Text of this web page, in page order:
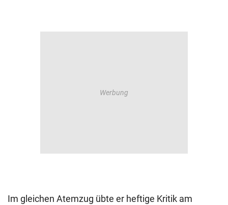
Im gleichen Atemzug übte er heftige Kritik am